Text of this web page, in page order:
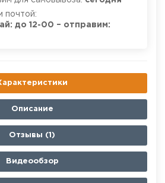
почтой:
до 12-00 – отправим:
Описание
Отзывы (1)
Видеообзор